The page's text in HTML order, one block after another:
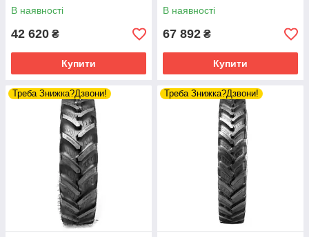
В наявності
42 620 ₴
Купити
В наявності
67 892 ₴
Купити
Треба Знижка?Дзвони! Треба Знижка?Дзвони!